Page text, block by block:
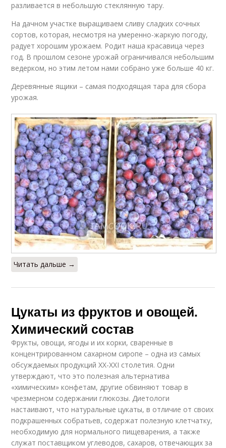
разливается в небольшую стеклянную тару.
На дачном участке выращиваем сливу сладких сочных
сортов, которая, несмотря на умеренно-жаркую погоду,
радует хорошим урожаем. Родит наша красавица через
год. В прошлом сезоне урожай ограничивался небольшим
ведерком, но этим летом нами собрано уже больше 40 кг.
Деревянные ящики – самая подходящая тара для сбора
урожая.
Читать дальше →
Цукаты из фруктов и овощей.
Химический состав
Фрукты, овощи, ягоды и их корки, сваренные в
концентрированном сахарном сиропе – одна из самых
обсуждаемых продукций XX-XXI столетия. Одни
утверждают, что это полезная альтернатива
«химическим» конфетам, другие обвиняют товар в
чрезмерном содержании глюкозы. Диетологи
настаивают, что натуральные цукаты, в отличие от своих
подкрашенных собратьев, содержат полезную клетчатку,
необходимую для нормального пищеварения, а также
служат поставщиком углеводов, сахаров, отвечающих за